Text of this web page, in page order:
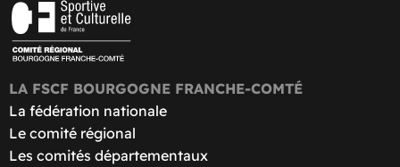
LA FSCF BOURGOGNE FRANCHE-COMTÉ
La fédération nationale
Le comité régional
Les comités départementaux